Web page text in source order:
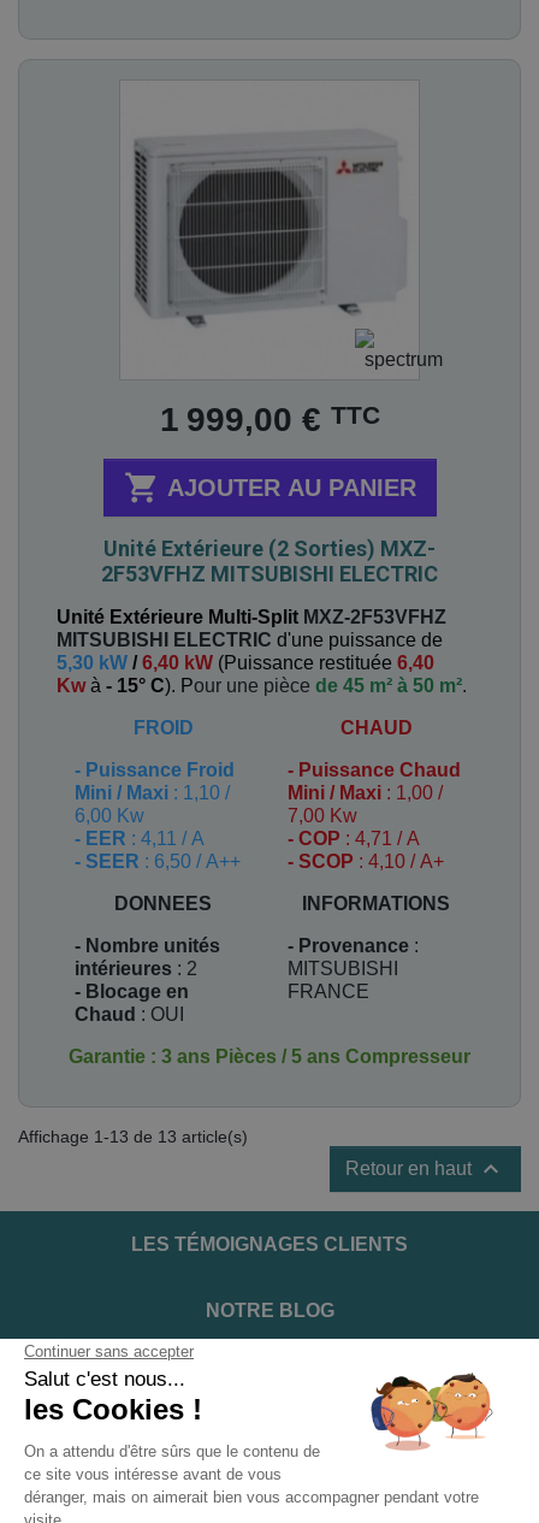
1 999,00 € TTC
 AJOUTER AU PANIER
Unité Extérieure (2 Sorties) MXZ-
2F53VFHZ MITSUBISHI ELECTRIC
Unité Extérieure Multi-Split MXZ-2F53VFHZ
MITSUBISHI ELECTRIC d'une puissance de
5,30 kW /6,40 kW (Puissance restituée 6,40
Kwà - 15° C). Pour une pièce de 45 m² à 50 m².
FROID
- Puissance Froid
Mini / Maxi : 1,10 /
6,00 Kw
- EER : 4,11 / A
- SEER : 6,50 / A++
CHAUD
- Puissance Chaud
Mini / Maxi : 1,00 /
7,00 Kw
- COP : 4,71 / A
- SCOP : 4,10 / A+
DONNEES
- Nombre unités
intérieures : 2
- Blocage en
Chaud : OUI
INFORMATIONS
- Provenance :
MITSUBISHI
FRANCE
Garantie : 3 ans Pièces / 5 ans Compresseur
Affichage 1-13 de 13 article(s)
Retour en haut 
LES TÉMOIGNAGES CLIENTS
NOTRE BLOG
DEVENIR INSTALLATEUR
NOTRE SERVICE APRÈS VENTE
NOS PARTENAIRES OFFICIELS